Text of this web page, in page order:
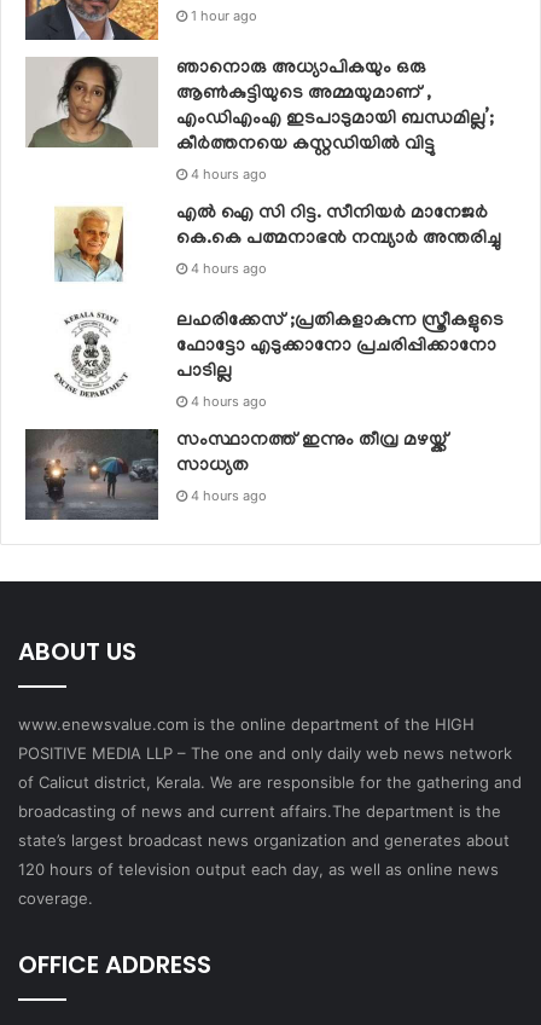
1 hour ago
ഞാനൊരു അധ്യാപികയും ഒരു
ആണ്‍കുട്ടിയുടെ അമ്മയുമാണ് ,
എംഡിഎംഎ ഇടപാടുമായി ബന്ധമില്ല’;
കീര്‍ത്തനയെ കസ്റ്റഡിയില്‍ വിട്ടു
4 hours ago
എൽ ഐ സി റിട്ട. സീനിയർ മാനേജർ
കെ.കെ പത്മനാഭൻ നമ്പ്യാർ അന്തരിച്ചു
4 hours ago
ലഹരിക്കേസ് ;പ്രതികളാകുന്ന സ്ത്രീകളുടെ
ഫോട്ടോ എടുക്കാനോ പ്രചരിപ്പിക്കാനോ
പാടില്ല
4 hours ago
സംസ്ഥാനത്ത് ഇന്നും തീവ്ര മഴയ്ക്ക്
സാധ്യത
4 hours ago
ABOUT US
www.enewsvalue.com is the online department of the HIGH
POSITIVE MEDIA LLP – The one and only daily web news network
of Calicut district, Kerala. We are responsible for the gathering and
broadcasting of news and current affairs.The department is the
state’s largest broadcast news organization and generates about
120 hours of television output each day, as well as online news
coverage.
OFFICE ADDRESS